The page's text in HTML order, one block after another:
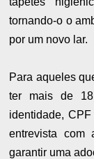
tornando-o o
por um novo lar.
Para aqueles
ter mais de 18
identidade,
entrevista com
garantir uma